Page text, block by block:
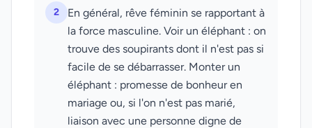
2
En général, rêve féminin se rapportant à
la force masculine. Voir un éléphant : on
trouve des soupirants dont il n'est pas si
facile de se débarrasser. Monter un
éléphant : promesse de bonheur en
mariage ou, si l'on n'est pas marié,
liaison avec une personne digne de